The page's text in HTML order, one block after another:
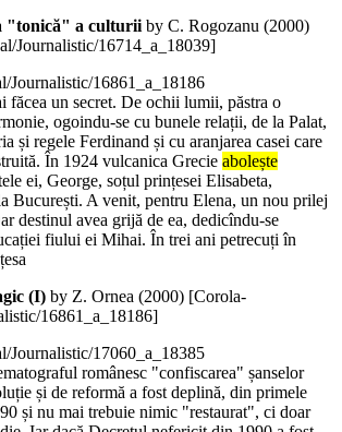
"tonică" a culturiiby C. Rogozanu (2000)
Journalistic/16714_a_18039]
Journalistic/16861_a_18186
făcea un secret. De ochii lumii, păstra o
ogoindu-se cu bunele relații, de la Palat,
și regele Ferdinand și cu aranjarea casei care
În 1924 vulcanica Grecie abolește
ei, George, soțul prințesei Elisabeta,
București. A venit, pentru Elena, un nou prilej
destinul avea grijă de ea, dedicîndu-se
fiului ei Mihai. În trei ani petrecuți în
(I) by Z. Ornea (2000) [Corola-
16861_a_18186]
Journalistic/17060_a_18385
românesc "confiscarea" șanselor
și de reformă a fost deplină, din primele
și nu mai trebuie nimic "restaurat", ci doar